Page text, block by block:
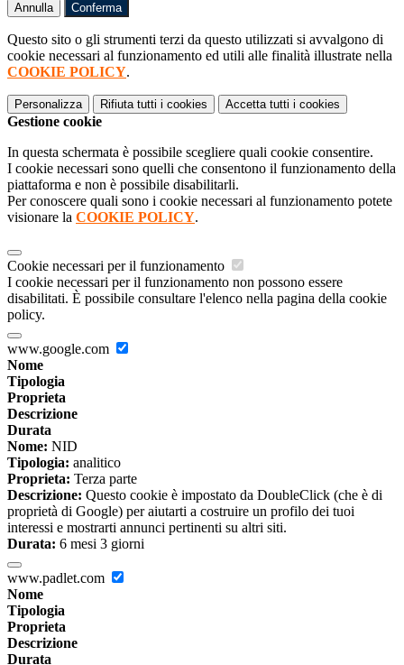
Annulla Conferma
Questo sito o gli strumenti terzi da questo utilizzati si avvalgono di
cookie necessari al funzionamento ed utili alle finalità illustrate nella
COOKIE POLICY.
Personalizza Rifiuta tutti i cookies Accetta tutti i cookies
Gestione cookie
In questa schermata è possibile scegliere quali cookie consentire.
I cookie necessari sono quelli che consentono il funzionamento della
piattaforma e non è possibile disabilitarli.
Per conoscere quali sono i cookie necessari al funzionamento potete
visionare la COOKIE POLICY.
Cookie necessari per il funzionamento
I cookie necessari per il funzionamento non possono essere
disabilitati. È possibile consultare l'elenco nella pagina della cookie
policy.
www.google.com
Nome
Tipologia
Proprieta
Descrizione
Durata
Nome: NID
Tipologia: analitico
Proprieta: Terza parte
Descrizione: Questo cookie è impostato da DoubleClick (che è di
proprietà di Google) per aiutarti a costruire un profilo dei tuoi
interessi e mostrarti annunci pertinenti su altri siti.
Durata: 6 mesi 3 giorni
www.padlet.com
Nome
Tipologia
Proprieta
Descrizione
Durata